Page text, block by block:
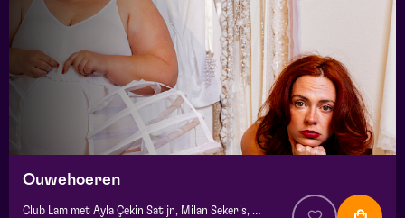
Ouwehoeren
Club Lam met Ayla Çekin Satijn, Milan Sekeris, e.a.